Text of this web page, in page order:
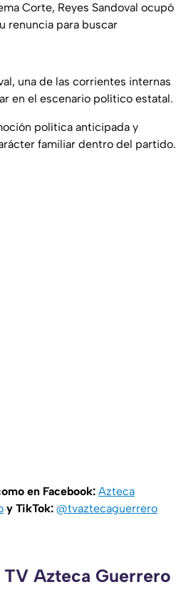
Corte, Reyes Sandoval ocupó
renuncia para buscar
una de las corrientes internas
en el escenario político estatal.
política anticipada y
familiar dentro del partido.
en Facebook: Azteca
y TikTok: @tvaztecaguerrero
Azteca Guerrero